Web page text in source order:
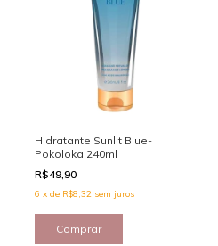
Hidratante Sunlit Blue-
Pokoloka 240ml
R$49,90
6 x de R$8,32 sem juros